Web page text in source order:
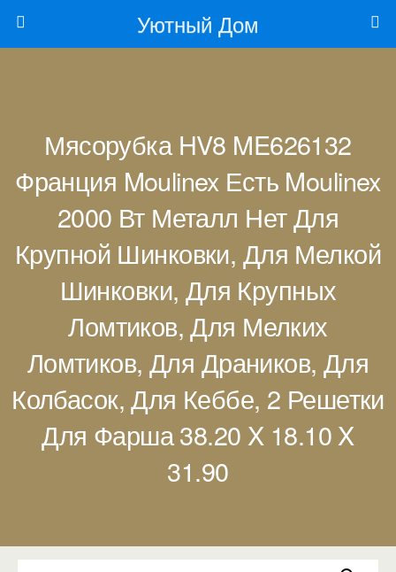
Уютный Дом
Мясорубка HV8 ME626132
Франция Moulinex Есть Moulinex
2000 Вт Металл Нет Для
Крупной Шинковки, Для Мелкой
Шинковки, Для Крупных
Ломтиков, Для Мелких
Ломтиков, Для Драников, Для
Колбасок, Для Кеббе, 2 Решетки
Для Фарша 38.20 X 18.10 X
31.90